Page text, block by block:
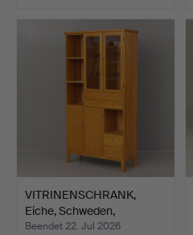
VITRINENSCHRANK,
Eiche, Schweden,
zeitgenö…
Beendet 22. Jul 2026